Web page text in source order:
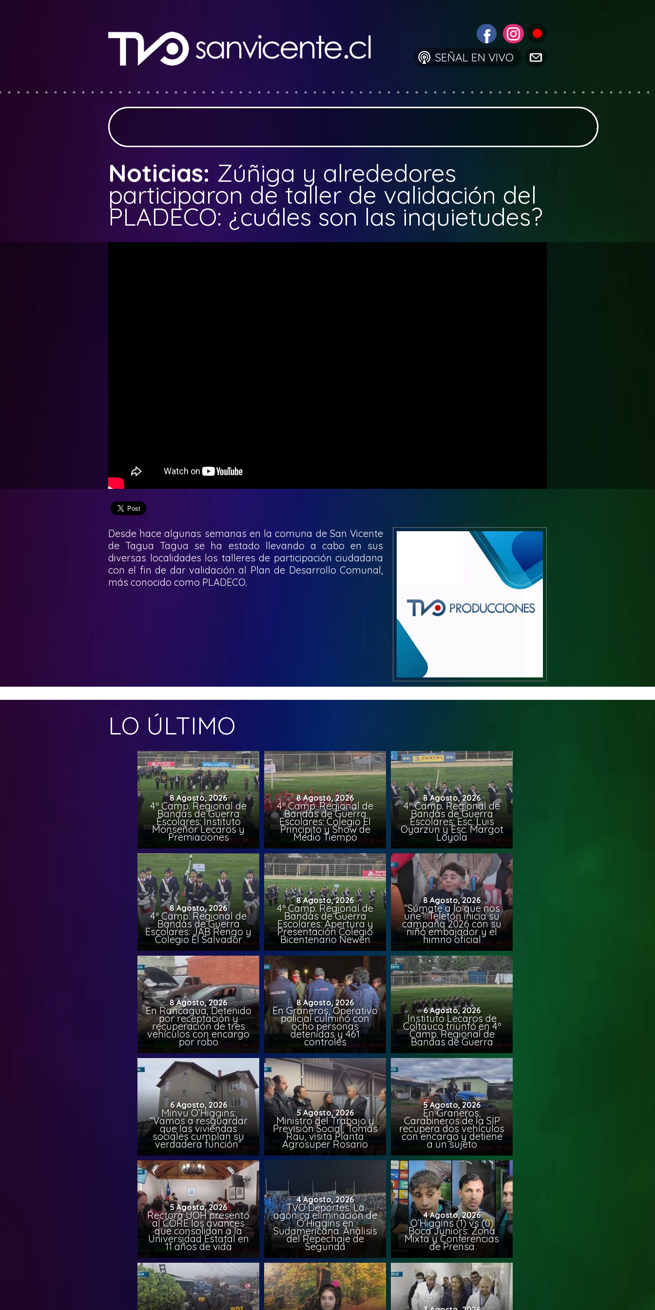
SEÑAL EN VIVO
Noticias: Zúñiga y alrededores
participaron de taller de validación del
PLADECO: ¿cuáles son las inquietudes?
Desde hace algunas semanas en la comuna de San Vicente
de Tagua Tagua se ha estado llevando a cabo en sus
diversas localidades los talleres de participación ciudadana
con el fin de dar validación al Plan de Desarrollo Comunal,
más conocido como PLADECO.
LO ÚLTIMO
8 Agosto, 2026
4º Camp. Regional de
Bandas de Guerra
Escolares: Instituto
Monseñor Lecaros y
Premiaciones
8 Agosto, 2026
4º Camp. Regional de
Bandas de Guerra
Escolares: Colegio El
Principito y Show de
Medio Tiempo
8 Agosto, 2026
4º Camp. Regional de
Bandas de Guerra
Escolares: Esc. Luis
Oyarzun y Esc. Margot
Loyola
8 Agosto, 2026
4º Camp. Regional de
Bandas de Guerra
Escolares: JAB Rengo y
Colegio El Salvador
8 Agosto, 2026
4º Camp. Regional de
Bandas de Guerra
Escolares: Apertura y
Presentación Colegio
Bicentenario Newen
8 Agosto, 2026
“Súmate a lo que nos
une”: Teletón inicia su
campaña 2026 con su
niño embajador y el
himno oficial
8 Agosto, 2026
En Rancagua, Detenido
por receptación y
recuperación de tres
vehículos con encargo
por robo
8 Agosto, 2026
En Graneros, Operativo
policial culminó con
ocho personas
detenidas y 461
controles
6 Agosto, 2026
Instituto Lecaros de
Coltauco triunfó en 4º
Camp. Regional de
Bandas de Guerra
6 Agosto, 2026
Minvu O’Higgins:
“Vamos a resguardar
que las viviendas
sociales cumplan su
verdadera función”
5 Agosto, 2026
Ministro del Trabajo y
Previsión Social, Tomás
Rau, visita Planta
Agrosuper Rosario
5 Agosto, 2026
En Graneros,
Carabineros de la SIP
recupera dos vehículos
con encargo y detiene
a un sujeto
5 Agosto, 2026
Rectora UOH presentó
al CORE los avances
que consolidan a la
Universidad Estatal en
11 años de vida
4 Agosto, 2026
TVO Deportes: La
agónica eliminación de
O’Higgins en
Sudamericana. Análisis
del Repechaje de
Segunda
4 Agosto, 2026
O’Higgins (1) vs (0)
Boca Juniors: Zona
Mixta y Conferencias
de Prensa